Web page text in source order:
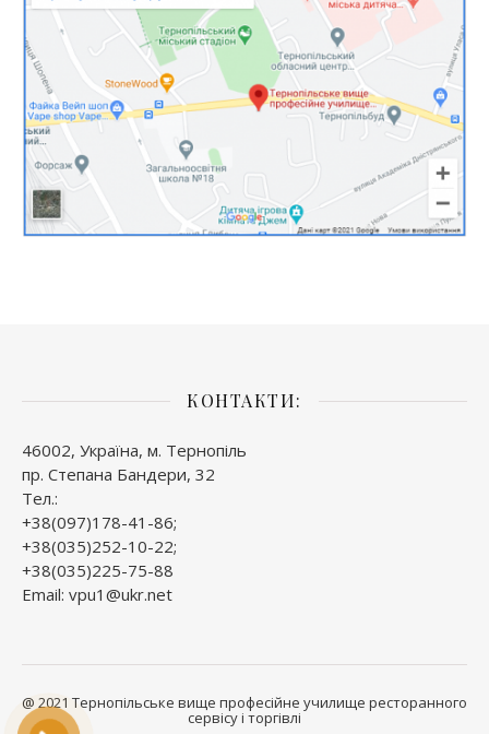
КОНТАКТИ:
46002, Україна, м. Тернопіль
пр. Степана Бандери, 32
Тел.:
+38(097)178-41-86;
+38(035)252-10-22;
+38(035)225-75-88
Email: vpu1@ukr.net
@ 2021 Тернопільське вище професійне училище ресторанного
сервісу і торгівлі